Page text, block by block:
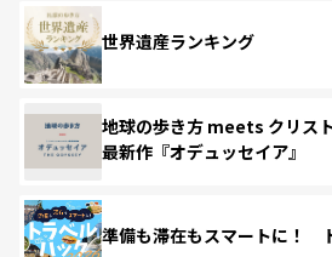
世界遺産ランキング
地球の歩き方 meets クリス
最新作『オデュッセイア』
準備も滞在もスマートに！